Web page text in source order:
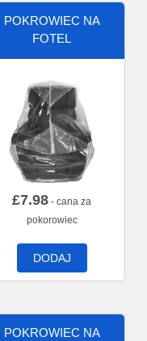
POKROWIEC NA
FOTEL
£7.98 - cana za
pokorowiec
DODAJ
POKROWIEC NA